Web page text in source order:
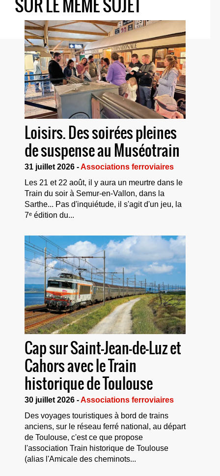
SUR LE MÊME SUJET
Loisirs. Des soirées pleines
de suspense au Muséotrain
31 juillet 2026 -Associations ferroviaires
Les 21 et 22 août, il y aura un meurtre dans le
Train du soir à Semur-en-Vallon, dans la
Sarthe... Pas d'inquiétude, il s'agit d'un jeu, la
7ᵉ édition du...
Cap sur Saint-Jean-de-Luz et
Cahors avec le Train
historique de Toulouse
30 juillet 2026 -Associations ferroviaires
Des voyages touristiques à bord de trains
anciens, sur le réseau ferré national, au départ
de Toulouse, c'est ce que propose
l'association Train historique de Toulouse
(alias l'Amicale des cheminots...